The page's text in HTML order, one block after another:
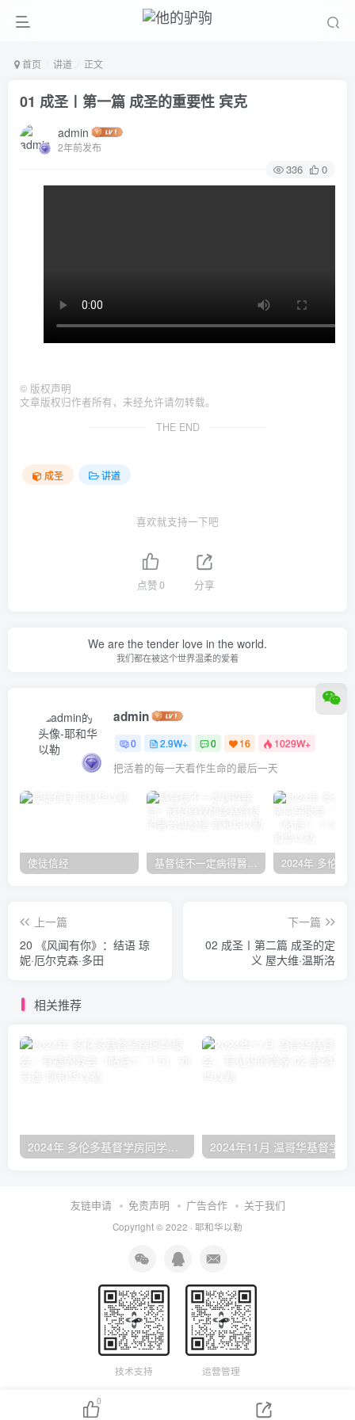
首页 讲道 正文
01 成圣〡第一篇 成圣的重要性 宾克
admin
2年前发布
336 0
© 版权声明
文章版权归作者所有，未经允许请勿转载。
THE END
成圣 讲道
喜欢就支持一下吧
点赞0 分享
We are the tender love in the world.
我们都在被这个世界温柔的爱着
admin
0 2.9W+ 0 16 1029W+
把活着的每一天看作生命的最后一天
使徒信经 基督徒不一定病得醫治？寇紹恩牧師談基督徒的醫治與盼望
上一篇
20 《风闻有你》：结语 琼
妮·厄尔克森·多田
下一篇
02 成圣〡第二篇 成圣的定
义 屋大维·温斯洛
相关推荐
2024年 多伦多基督学房同学聚会：有福的教会（帖后1：1-5） 刘志雄
友链申请 免责声明 广告合作 关于我们
Copyright © 2022 · 耶和华以勒
技术支持 运营管理
0